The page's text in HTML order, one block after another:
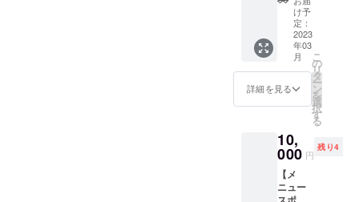
て保存
してく
ださい
●ピリ塩
・名
グニス
パイス
ルティ
（ナッ
ツ） ・
原材
料：
16時、
16-18
時、18-
20時、
19-21
送料込
みのお
食品表
示ー ・
名称：
earth
choco
ヴェー
ダのオ
イルケ
アは体
に栄養
を与え
ていま
す。 心
オイル
ケアを
で開催
される
アーユ
ヴェー
ダ施術
日に、
ケアを
受けら
れる回
数権3回
分で
インド
の伝統
医学
「アー
ユル
ヴェー
ダ」の
体質論
と哲学
て、あ
なたの
体質・
気質を
分析
け予
定：
2023
年03
月
詳細を見る
こ
の
リ
タ
ー
ン
を
選
択
す
る
10,
000 円
残り4
【メ
ニュー